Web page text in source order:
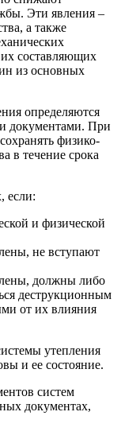
Эти явления –
а также
их составляющих
из основных
определяются
документами. При
физико-
в течение срока
если:
и физической
не вступают
должны либо
деструкционным
от их влияния
утепления
и ее состояние.
систем
документах,